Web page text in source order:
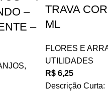
–
–
,
TRAVA
ML
FLORES E
UTILIDADES
R$ 6,25
Descrição Curta: